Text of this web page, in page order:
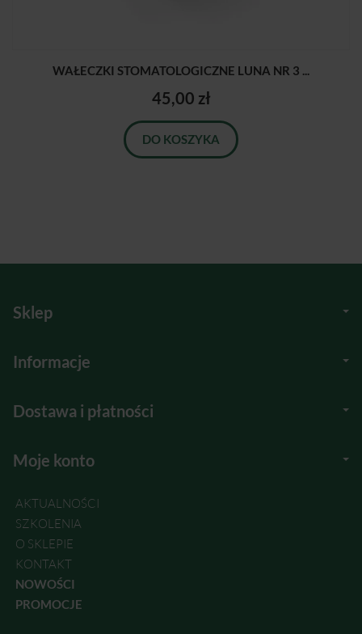
WAŁECZKI STOMATOLOGICZNE LUNA NR 3 ...
45,00 zł
DO KOSZYKA
Sklep
Informacje
Dostawa i płatności
Moje konto
AKTUALNOŚCI
SZKOLENIA
O SKLEPIE
KONTAKT
NOWOŚCI
PROMOCJE